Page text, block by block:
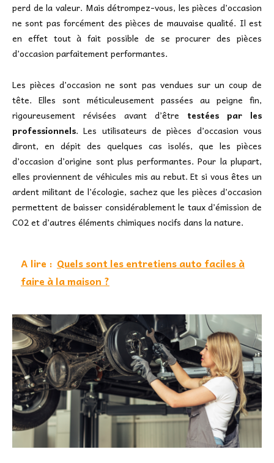
perd de la valeur. Mais détrompez-vous, les pièces d’occasion
ne sont pas forcément des pièces de mauvaise qualité. Il est
en effet tout à fait possible de se procurer des pièces
d’occasion parfaitement performantes.
Les pièces d’occasion ne sont pas vendues sur un coup de
tête. Elles sont méticuleusement passées au peigne fin,
rigoureusement révisées avant d’être testées par les
professionnels. Les utilisateurs de pièces d’occasion vous
diront, en dépit des quelques cas isolés, que les pièces
d’occasion d’origine sont plus performantes. Pour la plupart,
elles proviennent de véhicules mis au rebut. Et si vous êtes un
ardent militant de l’écologie, sachez que les pièces d’occasion
permettent de baisser considérablement le taux d’émission de
CO2 et d’autres éléments chimiques nocifs dans la nature.
A lire : Quels sont les entretiens auto faciles à
faire à la maison ?